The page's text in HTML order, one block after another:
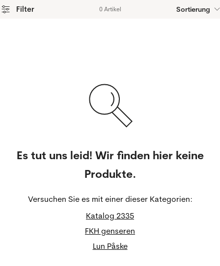
Filter 0 Artikel Sortierung
Es tut uns leid! Wir finden hier keine
Produkte.
Versuchen Sie es mit einer dieser Kategorien:
Katalog 2335
FKH genseren
Lun Påske